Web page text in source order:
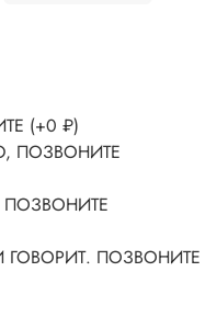
(+0 ₽)
ПОЗВОНИТЕ
ПОЗВОНИТЕ
ПОЗВОНИТЕ